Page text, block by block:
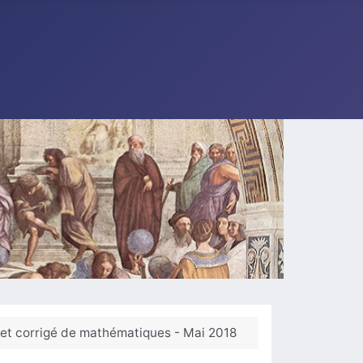
corrigé de mathématiques - Mai 2018